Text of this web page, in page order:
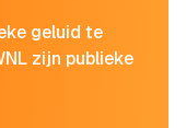
geluid te
zijn publieke